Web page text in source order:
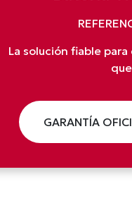
La solución fiable
GARANTÍA